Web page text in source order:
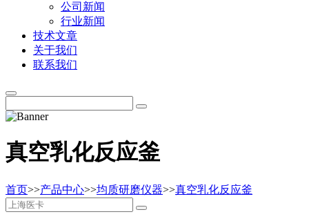
公司新闻
行业新闻
技术文章
关于我们
联系我们
真空乳化反应釜
首页>>产品中心>>均质研磨仪器>>真空乳化反应釜